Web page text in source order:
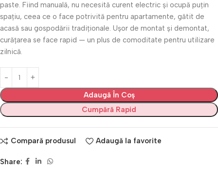
paste. Fiind manuală, nu necesită curent electric și ocupă puțin
spațiu, ceea ce o face potrivită pentru apartamente, gătit de
acasă sau gospodării tradiționale. Ușor de montat și demontat,
curățarea se face rapid — un plus de comoditate pentru utilizare
zilnică.
Adaugă În Coș
Cumpără Rapid
Compară produsul Adaugă la favorite
Share: